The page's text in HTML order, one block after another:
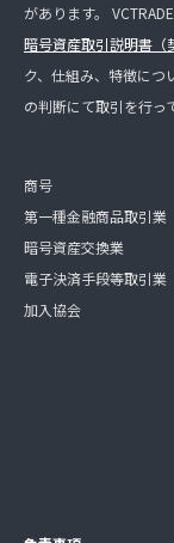
があります。
暗号資産取引説明書（
ク、仕組み、特徴につ
の判断にて取引を行っ
商号
第一種金融商品取引業
暗号資産交換業
電子決済手段等取引業
加入協会